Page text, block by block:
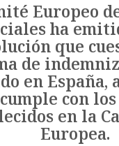
Europeo
ha
que
de
en España,
con
en la
Europea.